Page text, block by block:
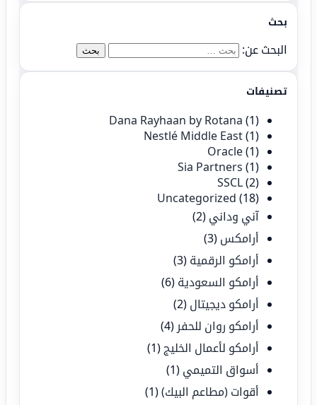
بحث
البحث عن:
تصنيفات
Dana Rayhaan by Rotana (1)
Nestlé Middle East(1)
Oracle(1)
Sia Partners (1)
SSCL(2)
Uncategorized (18)
آني وداني (2)
أرامكس (3)
أرامكو الرقمية (3)
أرامكو السعودية (6)
أرامكو ديجيتال (2)
أرامكو روان للحفر (4)
أرامكو لأعمال الخليج (1)
أسواق التميمي (1)
أقوات (مطاعم البيك)(1)